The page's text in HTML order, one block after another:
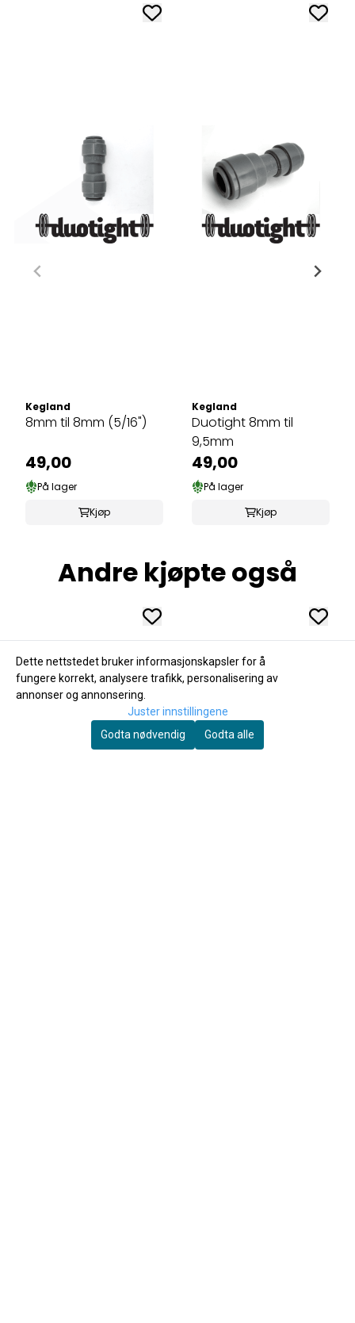
Kegland
8mm til 8mm (5/16")
49,00
På lager
Kjøp
Kegland
Duotight 8mm til
9,5mm
49,00
På lager
Kjøp
Andre kjøpte også
Dette nettstedet bruker informasjonskapsler for å
fungere korrekt, analysere trafikk, personalisering av
annonser og annonsering.
Juster innstillingene
Godta nødvendig
Godta alle